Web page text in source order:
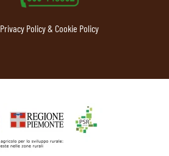
Privacy Policy & Cookie Policy